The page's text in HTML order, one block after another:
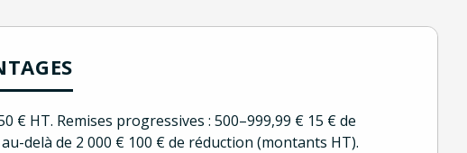
€ HT. Remises progressives : 500–999,99 € 15 € de
delà de 2 000 € 100 € de réduction (montants HT).